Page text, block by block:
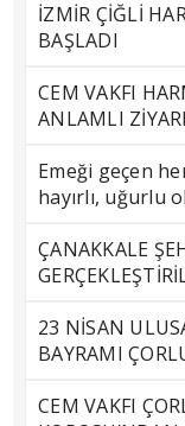
İZMİR ÇİĞLİ
BAŞLADI
CEM VAKFI
ANLAMLI
Emeği geçen
hayırlı, uğurlu
ÇANAKKALE
23 NİSAN
BAYRAMI
CEM VAKFI